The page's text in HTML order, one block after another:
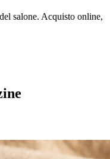
salone. Acquisto online,